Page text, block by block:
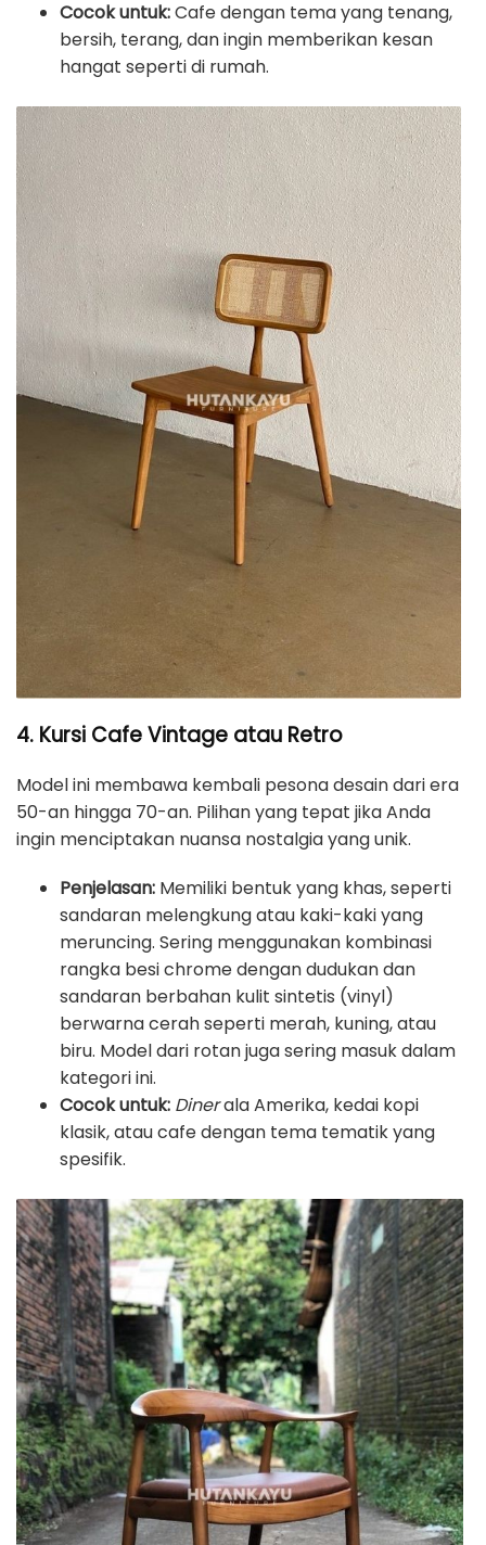
Cocok untuk:Cafe dengan tema yang tenang,
bersih, terang, dan ingin memberikan kesan
hangat seperti di rumah.
4. Kursi Cafe Vintage atau Retro
Model ini membawa kembali pesona desain dari era
50-an hingga 70-an. Pilihan yang tepat jika Anda
ingin menciptakan nuansa nostalgia yang unik.
Penjelasan: Memiliki bentuk yang khas, seperti
sandaran melengkung atau kaki-kaki yang
meruncing. Sering menggunakan kombinasi
rangka besi chrome dengan dudukan dan
sandaran berbahan kulit sintetis (vinyl)
berwarna cerah seperti merah, kuning, atau
biru. Model dari rotan juga sering masuk dalam
kategori ini.
Cocok untuk: Dinerala Amerika, kedai kopi
klasik, atau cafe dengan tema tematik yang
spesifik.